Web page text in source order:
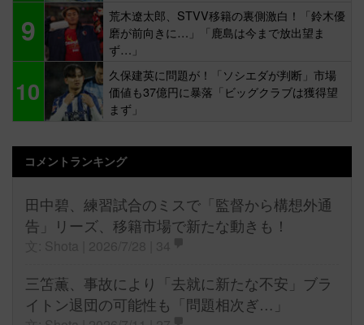
9
荒木遼太郎、STVV移籍の裏側激白！「鈴木優
磨が前向きに…」「鹿島は今まで放出望ま
ず…」
10
久保建英に問題が！「ソシエダが判断」市場
価値も37億円に暴落「ビッグクラブは獲得望
まず」
コメントランキング
田中碧、練習試合のミスで「監督から構想外通
告」リーズ、移籍市場で新たな動きも！
三笘薫、事故により「去就に新たな不安」ブラ
イトン退団の可能性も「問題相次ぎ…」